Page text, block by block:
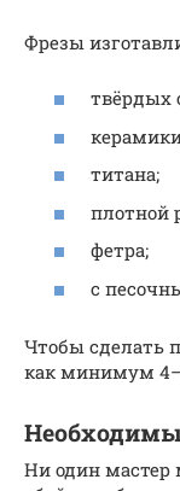
Фрезы
твёрдых
титана;
плотной
фетра;
с
Чтобы сделать
как минимум
Ни один